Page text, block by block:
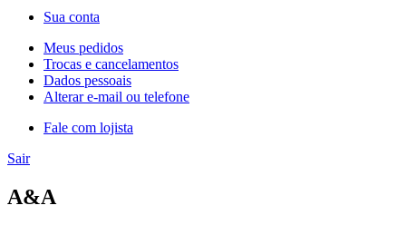
Sua conta
Meus pedidos
Trocas e cancelamentos
Dados pessoais
Alterar e-mail ou telefone
Fale com lojista
Sair
A&A